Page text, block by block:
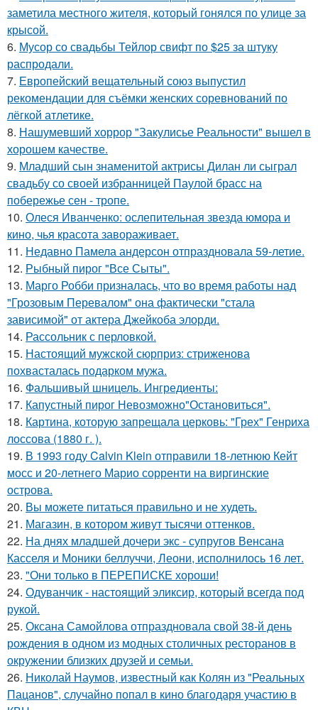
заметила местного жителя, который гонялся по улице за
крысой.
6. Мусор со свадьбы Тейлор свифт по $25 за штуку
распродали.
7. Европейский вещательный союз выпустил
рекомендации для съёмки женских соревнований по
лёгкой атлетике.
8. Нашумевший хоррор "Закулисье Реальности" вышел в
хорошем качестве.
9. Младший сын знаменитой актрисы Дилан ли сыграл
свадьбу со своей избранницей Паулой брасс на
побережье сен - тропе.
10. Олеся Иванченко: ослепительная звезда юмора и
кино, чья красота завораживает.
11. Недавно Памела андерсон отпраздновала 59-летие.
12. Рыбный пирог "Все Сыты".
13. Марго Робби призналась, что во время работы над
"Грозовым Перевалом" она фактически "стала
зависимой" от актера Джейкоба элорди.
14. Рассольник с перловкой.
15. Настоящий мужской сюрприз: стриженова
похвасталась подарком мужа.
16. Фальшивый шницель. Ингредиенты:
17. Капустный пирог Невозможно"Остановиться".
18. Картина, которую запрещала церковь: "Грех" Генриха
лоссова (1880 г. ).
19. В 1993 году Calvin Klein отправили 18-летнюю Кейт
мосс и 20-летнего Марио сорренти на виргинские
острова.
20. Вы можете питаться правильно и не худеть.
21. Магазин, в котором живут тысячи оттенков.
22. На днях младшей дочери экс - супругов Венсана
Касселя и Моники беллуччи, Леони, исполнилось 16 лет.
23. "Они только в ПЕРЕПИСКЕ хороши!
24. Одуванчик - настоящий эликсир, который всегда под
рукой.
25. Оксана Самойлова отпраздновала свой 38-й день
рождения в одном из модных столичных ресторанов в
окружении близких друзей и семьи.
26. Николай Наумов, известный как Колян из "Реальных
Пацанов", случайно попал в кино благодаря участию в